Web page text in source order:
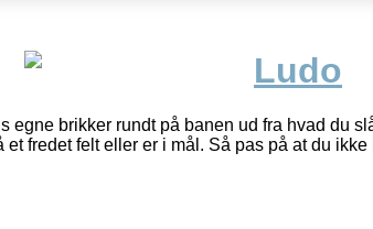
Ludo
egne brikker rundt på banen ud fra hvad du
et fredet felt eller er i mål. Så pas på at du